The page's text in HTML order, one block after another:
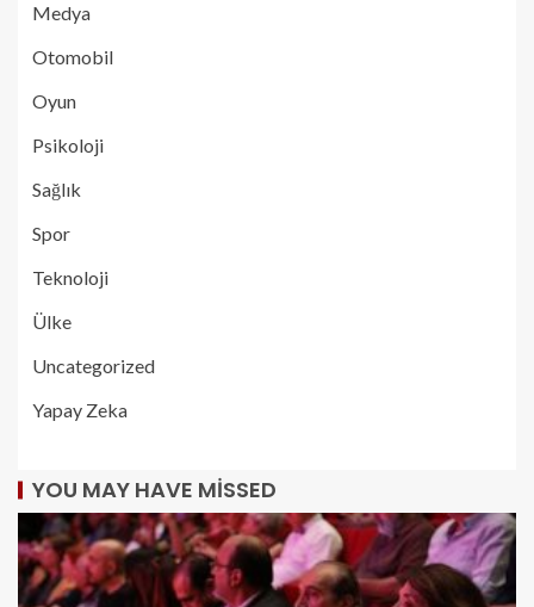
Medya
Otomobil
Oyun
Psikoloji
Sağlık
Spor
Teknoloji
Ülke
Uncategorized
Yapay Zeka
YOU MAY HAVE MISSED